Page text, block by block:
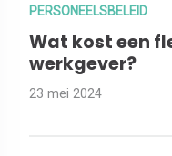
PERSONEELSBELEID
Wat kost een
werkgever?
23 mei 2024